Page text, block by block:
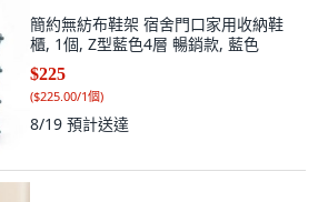
簡約無紡布鞋架 宿舍門口家用收納鞋
櫃, 1個, Z型藍色4層 暢銷款, 藍色
$225
($225.00/1個)
8/19 預計送達